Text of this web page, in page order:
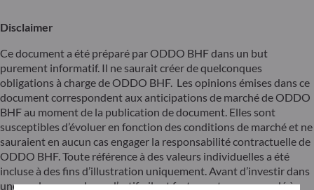
Disclaimer
Ce document a été préparé par ODDO BHF dans un but
purement informatif. Il ne saurait créer de quelconques
obligations à charge de ODDO BHF. Les opinions émises dans ce
document correspondent aux anticipations de marché de ODDO
BHF au moment de la publication de document. Elles sont
susceptibles d’évoluer en fonction des conditions de marché et ne
sauraient en aucun cas engager la responsabilité contractuelle de
ODDO BHF. Toute référence à des valeurs individuelles a été
incluse à des fins d’illustration uniquement. Avant d’investir dans
une quelconque classe d’actifs, il est fortement recommandé à